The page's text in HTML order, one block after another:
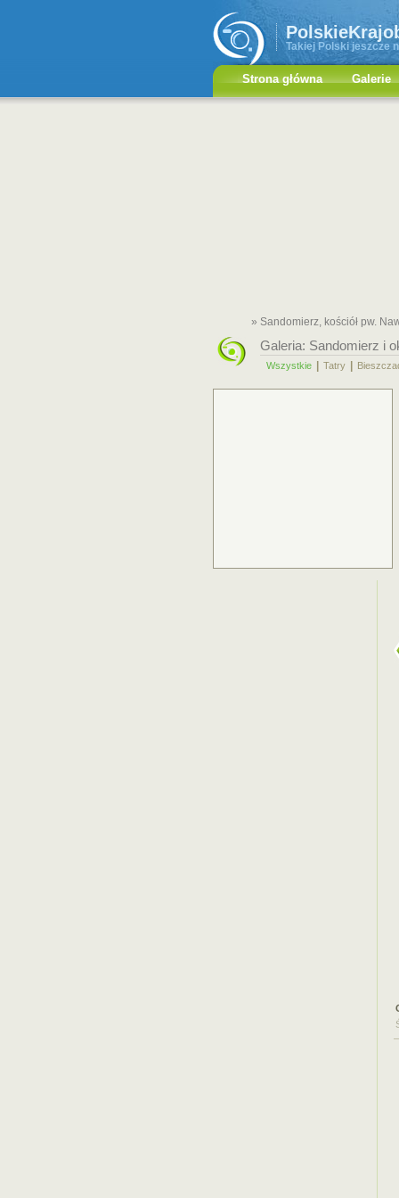
Takiej Polski jeszcze
Strona główna Galerie
» Sandomierz, kościół pw.
Galeria: Sandomierz i
Wszystkie Tatry